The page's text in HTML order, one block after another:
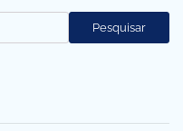
Pesquisar